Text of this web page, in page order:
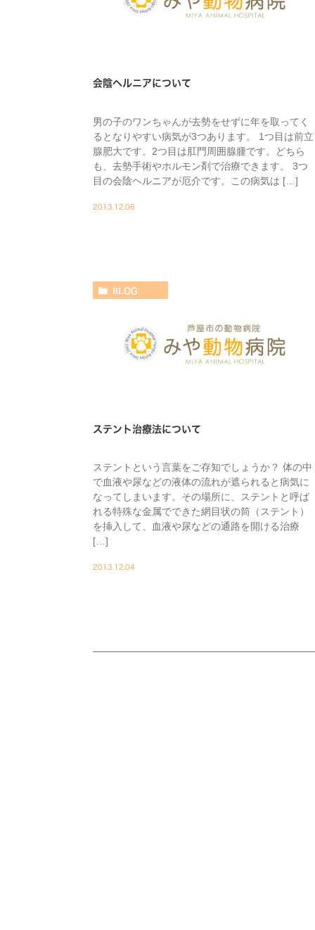
会陰ヘルニアについて
男の子のワンちゃんが去勢をせずに年を取ってく
るとなりやすい病気が3つあります。 1つ目は前立
腺肥大です。2つ目は肛門周囲腺腫です。どちら
も、去勢手術やホルモン剤で治療できます。 3つ
目の会陰ヘルニアが厄介です。この病気は […]
2013.12.06
BLOG
ステント治療法について
ステントという言葉をご存知でしょうか？ 体の中
で血液や尿などの液体の流れが遮られると病気に
なってしまいます。その場所に、ステントと呼ば
れる特殊な金属でできた網目状の筒（ステント）
を挿入して、血液や尿などの通路を開ける治療
[…]
2013.12.04